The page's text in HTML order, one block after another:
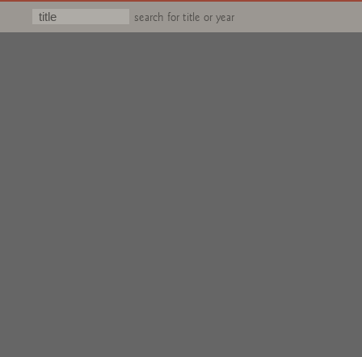
Tapetenmuster Nr. 14
search for title or year